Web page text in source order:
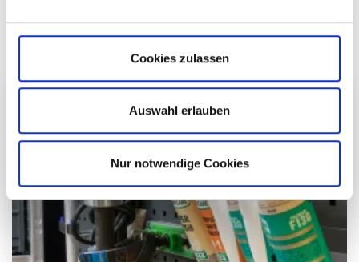
Cookies zulassen
Auswahl erlauben
Nur notwendige Cookies
Ford Transit bilindretningen